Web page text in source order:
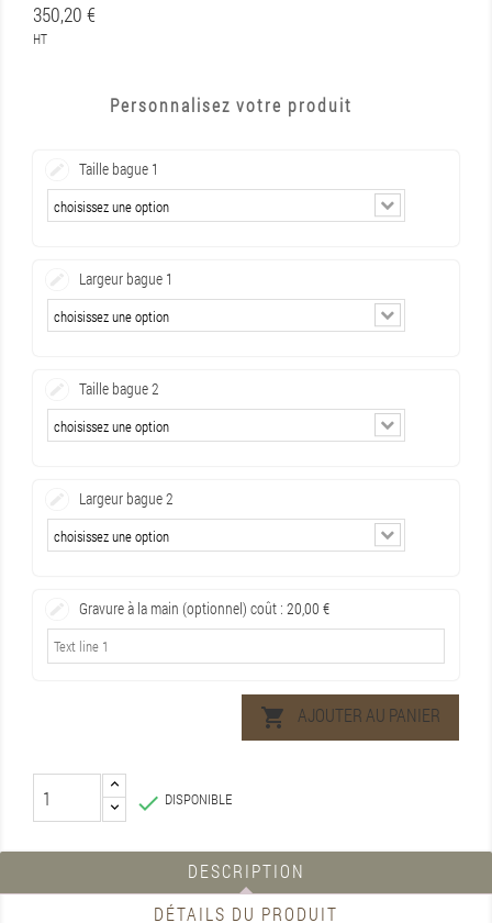
350,20 €
HT
Personnalisez votre produit
Taille bague 1
Largeur bague 1
Taille bague 2
Largeur bague 2
Gravure à la main (optionnel) coût : 20,00 €
 AJOUTER AU PANIER
 DISPONIBLE
DESCRIPTION
DÉTAILS DU PRODUIT